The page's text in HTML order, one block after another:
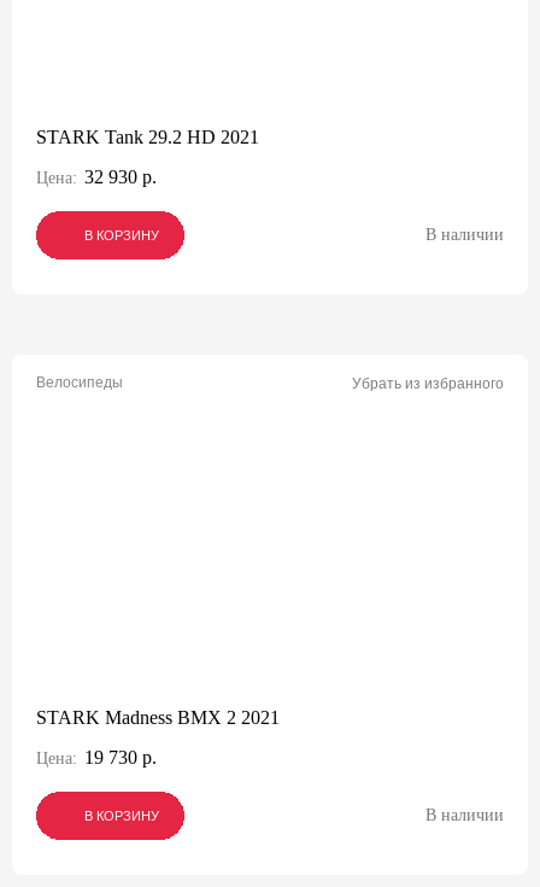
STARK Tank 29.2 HD 2021
Цена: 32 930 р.
В КОРЗИНУ
В КОРЗИНУ
В КОРЗИНУ В наличии
Велосипеды Убрать из избранного
STARK Madness BMX 2 2021
Цена: 19 730 р.
В КОРЗИНУ
В КОРЗИНУ
В КОРЗИНУ В наличии